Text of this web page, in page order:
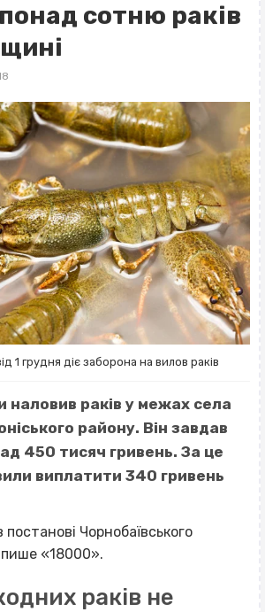
сотню раків
1 грудня діє заборона на вилов раків
наловив раків у межах села
району. Він завдав
450 тисяч гривень. За це
виплатити 340 гривень
Чорнобаївського
«18000».
раків не